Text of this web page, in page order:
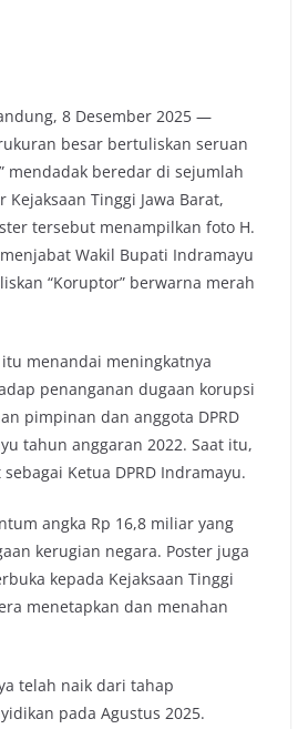
L
k
8 Desember 2025 —
besar bertuliskan seruan
mendadak beredar di sejumlah
Tinggi Jawa Barat,
tersebut menampilkan foto H.
Wakil Bupati Indramayu
“Koruptor” berwarna merah
menandai meningkatnya
penanganan dugaan korupsi
pimpinan dan anggota DPRD
tahun anggaran 2022. Saat itu,
Ketua DPRD Indramayu.
angka Rp 16,8 miliar yang
kerugian negara. Poster juga
kepada Kejaksaan Tinggi
menetapkan dan menahan
telah naik dari tahap
pada Agustus 2025.